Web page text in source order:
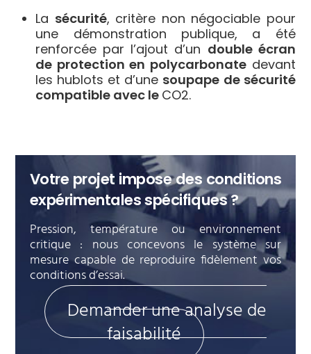
La sécurité, critère non négociable pour
une démonstration publique, a été
renforcée par l’ajout d’un double écran
de protection en polycarbonate devant
les hublots et d’une soupape de sécurité
compatible avec le CO2.
Votre projet impose des conditions
expérimentales spécifiques ?
Pression, température ou environnement
critique : nous concevons le système sur
mesure capable de reproduire fidèlement vos
conditions d’essai.
Demander une analyse de
faisabilité